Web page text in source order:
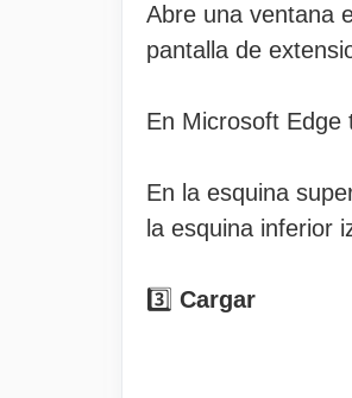
Abre una ventana
pantalla de
En Microsoft Edge
En la esquina
la esquina inferior
3️⃣ Cargar